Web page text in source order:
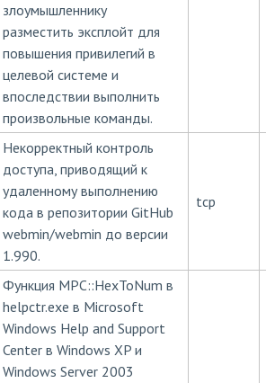
злоумышленнику
разместить эксплойт для
повышения привилегий в
целевой системе и
впоследствии выполнить
произвольные команды.
Некорректный контроль
доступа, приводящий к
удаленному выполнению
кода в репозитории GitHub
webmin/webmin до версии
1.990.
tcp
Функция MPC::HexToNum в
helpctr.exe в Microsoft
Windows Help and Support
Center в Windows XP и
Windows Server 2003